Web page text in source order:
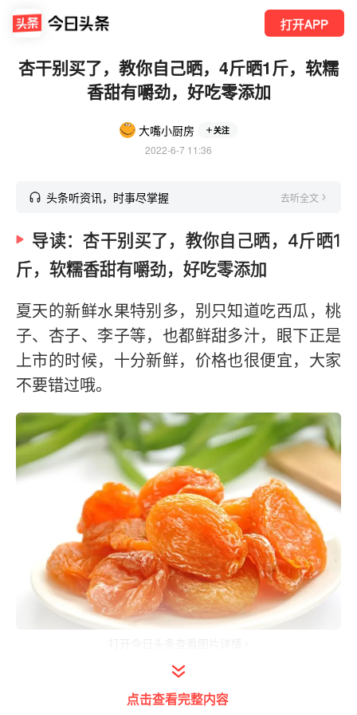
打开APP
杏干别买了，教你自己晒，4斤晒1斤，软糯
香甜有嚼劲，好吃零添加
大嘴小厨房 关注
2022-6-7 11:36
头条听资讯，时事尽掌握 去听全文
导读：杏干别买了，教你自己晒，4斤晒1
斤，软糯香甜有嚼劲，好吃零添加
夏天的新鲜水果特别多，别只知道吃西瓜，桃
子、杏子、李子等，也都鲜甜多汁，眼下正是
上市的时候，十分新鲜，价格也很便宜，大家
不要错过哦。
在农村有句俗语，叫“桃子饱杏伤人”，说桃子
能吃到饱，但杏子吃多了会伤害身体，其实很
点击查看完整内容